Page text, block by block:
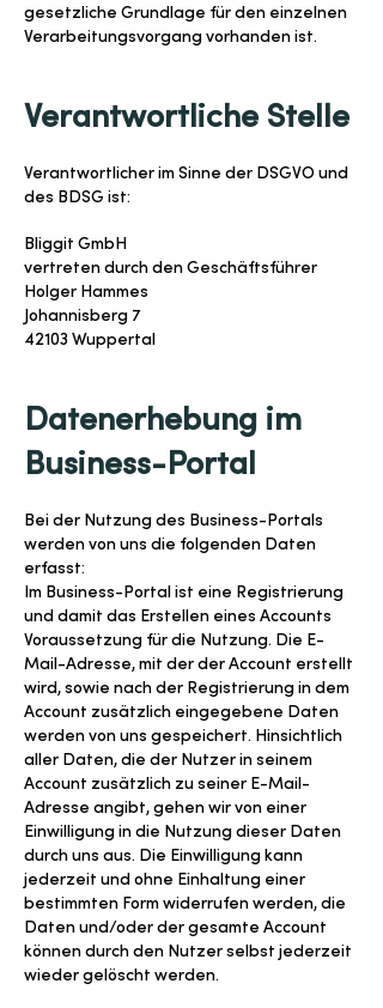
gesetzliche Grundlage für den einzelnen
Verarbeitungsvorgang vorhanden ist.
Verantwortliche Stelle
Verantwortlicher im Sinne der DSGVO und
des BDSG ist:
Bliggit GmbH
vertreten durch den Geschäftsführer
Holger Hammes
Johannisberg 7
42103 Wuppertal
Datenerhebung im
Business-Portal
Bei der Nutzung des Business-Portals
werden von uns die folgenden Daten
erfasst:
Im Business-Portal ist eine Registrierung
und damit das Erstellen eines Accounts
Voraussetzung für die Nutzung. Die E-
Mail-Adresse, mit der der Account erstellt
wird, sowie nach der Registrierung in dem
Account zusätzlich eingegebene Daten
werden von uns gespeichert. Hinsichtlich
aller Daten, die der Nutzer in seinem
Account zusätzlich zu seiner E-Mail-
Adresse angibt, gehen wir von einer
Einwilligung in die Nutzung dieser Daten
durch uns aus. Die Einwilligung kann
jederzeit und ohne Einhaltung einer
bestimmten Form widerrufen werden, die
Daten und/oder der gesamte Account
können durch den Nutzer selbst jederzeit
wieder gelöscht werden.